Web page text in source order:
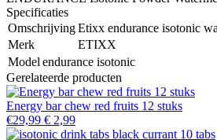
Specificaties
OmschrijvingEtixx endurance isotonic
Merk
ETIXX
Model endurance isotonic
Gerelateerde producten
Energy bar chew red fruits 12 stuks
€29,99 € 2,99